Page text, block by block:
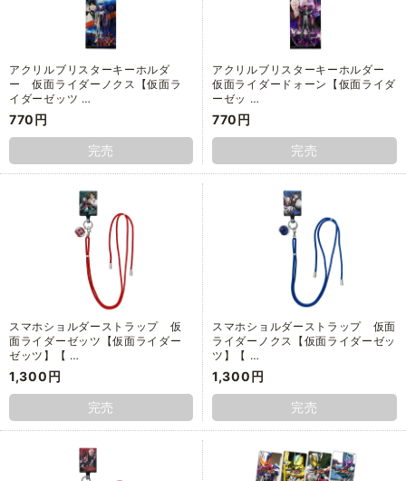
アクリルブリスターキーホルダ
ー 仮面ライダーノクス【仮面ラ
イダーゼッツ …
770円
完売
アクリルブリスターキーホルダー
仮面ライダードォーン【仮面ライダ
ーゼッ …
770円
完売
スマホショルダーストラップ 仮
面ライダーゼッツ【仮面ライダー
ゼッツ】【 …
1,300円
完売
スマホショルダーストラップ 仮面
ライダーノクス【仮面ライダーゼッ
ツ】【 …
1,300円
完売